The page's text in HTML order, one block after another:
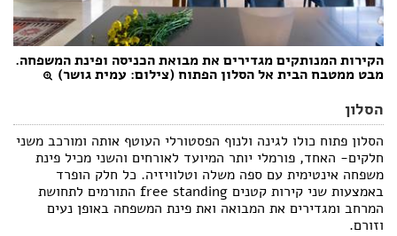
הקירות המנותקים מגדירים את מבואת הכניסה ופינת המשפחה.
מבט ממטבח הבית אל הסלון הפתוח (צילום: עמית גושר)
הסלון
הסלון פתוח כולו לגינה ולנוף הפסטורלי העוטף אותה ומורכב משני
חלקים- האחד, פורמלי יותר המיועד לאורחים והשני מכיל פינת
משפחה אינטימית עם ספה משלה וטלוויזיה. כל חלק הופרד
באמצעות שני קירות קטנים free standing התורמים לתחושת
המרחב ומגדירים את המבואה ואת פינת המשפחה באופן נעים
וזורם.